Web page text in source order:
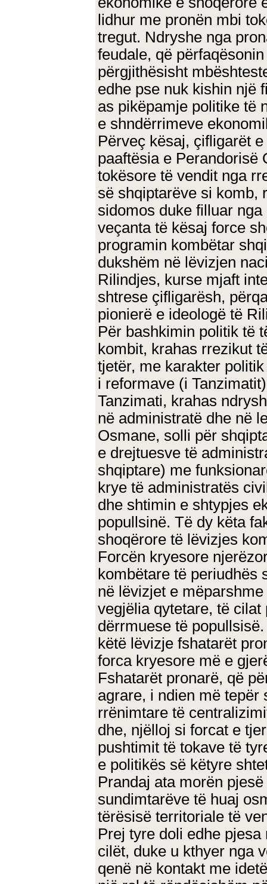
lidhur me pronën mbi
tregut. Ndryshe nga
feudale, që
përgjithësisht
edhe pse nuk kishin një
as pikëpamje politike të
e shndërrimeve
Përveç kësaj, çifligarët
paaftësia e Perandorisë
tokësore të vendit nga
së shqiptarëve si komb,
sidomos duke filluar
veçanta të kësaj force
programin kombëtar
dukshëm në lëvizjen
Rilindjes, kurse mjaft
shtrese çifligarësh,
pionierë e ideologë të
Për bashkimin politik të
kombit, krahas rrezikut
tjetër, me karakter
i reformave (i
Tanzimati, krahas
në administratë dhe në
Osmane, solli për
e drejtuesve të
shqiptare) me
krye të administratës
dhe shtimin e shtypjes
popullsinë. Të dy këta
shoqërore të lëvizjes
Forcën kryesore
kombëtare të periudhës
në lëvizjet e
vegjëlia qytetare, të
dërrmuese të
këtë lëvizje fshatarët
forca kryesore më e
Fshatarët pronarë, që
agrare, i ndien më tepër
rrënimtare të
dhe, njëlloj si forcat e
pushtimit të tokave të
e politikës së këtyre
Prandaj ata morën
sundimtarëve të huaj
tërësisë territoriale të
Prej tyre doli edhe
cilët, duke u kthyer nga
qenë në kontakt me